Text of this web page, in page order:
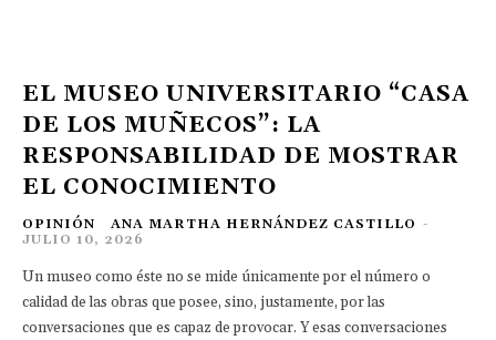
EL MUSEO UNIVERSITARIO “CASA
DE LOS MUÑECOS”: LA
RESPONSABILIDAD DE MOSTRAR
EL CONOCIMIENTO
OPINIÓN ANA MARTHA HERNÁNDEZ CASTILLO -
JULIO 10, 2026
Un museo como éste no se mide únicamente por el número o
calidad de las obras que posee, sino, justamente, por las
conversaciones que es capaz de provocar. Y esas conversaciones